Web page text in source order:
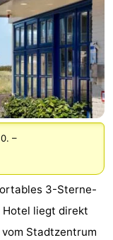
–
3-Sterne-
Hotel liegt direkt
Stadtzentrum